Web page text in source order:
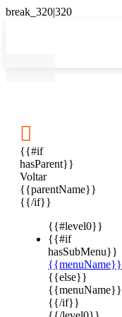

{{#if
hasParent}}
Voltar
{{parentName}}
{{/if}}
{{#level0}}
{{#if
hasSubMenu}}
{{menuName}}
{{else}}
{{menuName}}
{{/if}}